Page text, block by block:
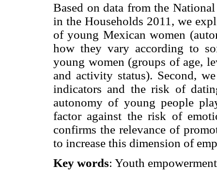
Based on data from the
in the Households 2011, we
of young Mexican women
how they vary according to
young women (groups of age,
and activity status). Second,
indicators and the risk of
autonomy of young people
factor against the risk of
confirms the relevance of
to increase this dimension of
Key words: Youth